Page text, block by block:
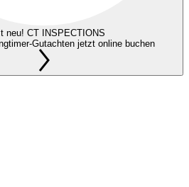
neu! CT INSPECTIONS
Gutachten jetzt online buchen